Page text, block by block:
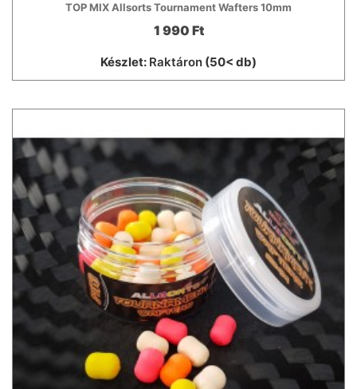
TOP MIX Allsorts Tournament Wafters 10mm
1 990 Ft
Készlet: Raktáron (50< db)